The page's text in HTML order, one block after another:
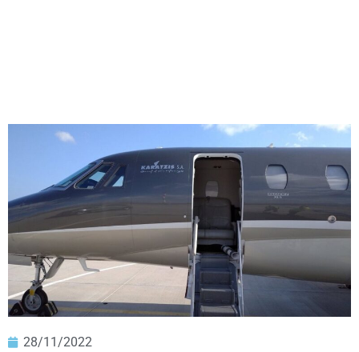
28/11/2022